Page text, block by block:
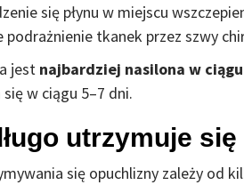
się płynu w miejscu
podrażnienie tkanek przez szwy
jest najbardziej nasilona w
w ciągu 5–7 dni.
utrzymuje
się opuchlizny zależy od